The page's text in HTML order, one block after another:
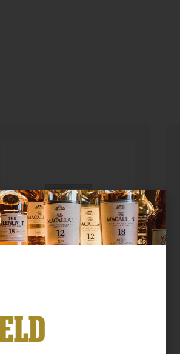
Australië
Scapegrace Vanguard
46,99